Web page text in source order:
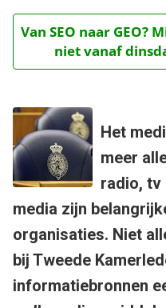
Van SEO naar GEO?
niet vanaf
Het
meer
radio, tv
media zijn
organisaties. Niet
bij Tweede
informatiebronnen